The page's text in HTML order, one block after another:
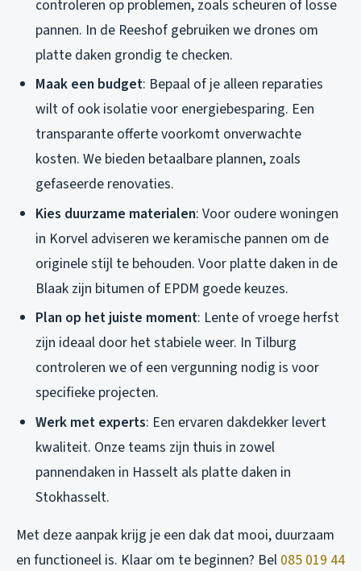
controleren op problemen, zoals scheuren of losse
pannen. In de Reeshof gebruiken we drones om
platte daken grondig te checken.
Maak een budget: Bepaal of je alleen reparaties
wilt of ook isolatie voor energiebesparing. Een
transparante offerte voorkomt onverwachte
kosten. We bieden betaalbare plannen, zoals
gefaseerde renovaties.
Kies duurzame materialen: Voor oudere woningen
in Korvel adviseren we keramische pannen om de
originele stijl te behouden. Voor platte daken in de
Blaak zijn bitumen of EPDM goede keuzes.
Plan op het juiste moment: Lente of vroege herfst
zijn ideaal door het stabiele weer. In Tilburg
controleren we of een vergunning nodig is voor
specifieke projecten.
Werk met experts: Een ervaren dakdekker levert
kwaliteit. Onze teams zijn thuis in zowel
pannendaken in Hasselt als platte daken in
Stokhasselt.
Met deze aanpak krijg je een dak dat mooi, duurzaam
en functioneel is. Klaar om te beginnen? Bel 085 019 44